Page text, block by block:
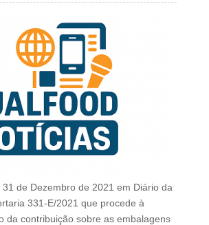
de Dezembro de 2021 em Diário da
331-E/2021 que procede à
da contribuição sobre as embalagens